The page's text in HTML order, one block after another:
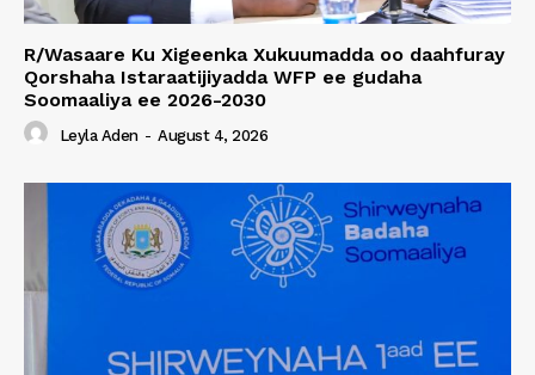
R/Wasaare Ku Xigeenka Xukuumadda oo daahfuray
Qorshaha Istaraatijiyadda WFP ee gudaha
Soomaaliya ee 2026-2030
Leyla Aden - August 4, 2026